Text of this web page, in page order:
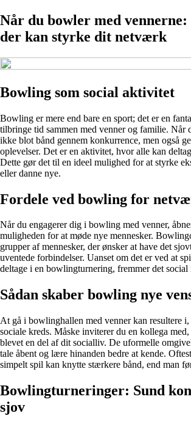
Når du bowler med vennerne:
der kan styrke dit netværk
Bowling som social aktivitet
Bowling er mere end bare en sport; det er en
tilbringe tid sammen med venner og familie. Når
ikke blot bånd gennem konkurrence, men også
oplevelser. Det er en aktivitet, hvor alle kan
Dette gør det til en ideel mulighed for at styrke
eller danne nye.
Fordele ved bowling for
Når du engagerer dig i bowling med venner,
muligheden for at møde nye mennesker.
grupper af mennesker, der ønsker at have det
uventede forbindelser. Uanset om det er ved at
deltage i en bowlingturnering, fremmer det social
Sådan skaber bowling nye
At gå i bowlinghallen med venner kan resultere
sociale kreds. Måske inviterer du en kollega
blevet en del af dit socialliv. De uformelle
tale åbent og lære hinanden bedre at kende.
simpelt spil kan knytte stærkere bånd, end man
Bowlingturneringer: Sund
sjov